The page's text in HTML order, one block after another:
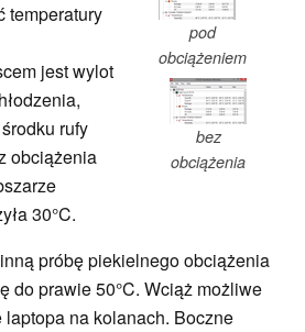
pod
obciążeniem
bez
obciążenia
temperatury
jest wylot
rufy
obciążenia
30°C.
próbę piekielnego obciążenia
do prawie 50°C. Wciąż możliwe
laptopa na kolanach. Boczne